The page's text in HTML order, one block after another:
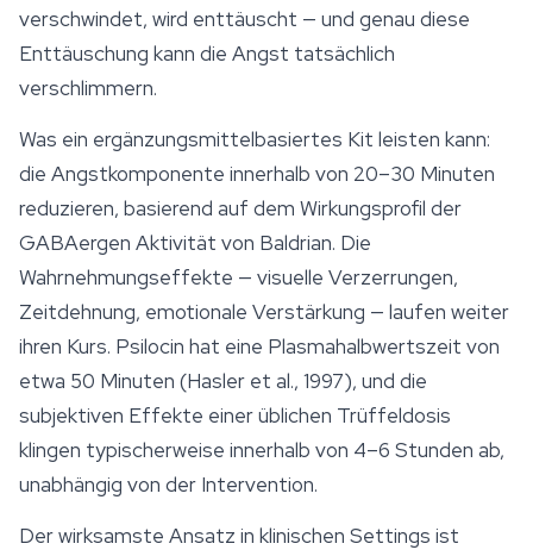
verschwindet, wird enttäuscht — und genau diese
Enttäuschung kann die Angst tatsächlich
verschlimmern.
Was ein ergänzungsmittelbasiertes Kit leisten kann:
die Angstkomponente innerhalb von 20–30 Minuten
reduzieren, basierend auf dem Wirkungsprofil der
GABAergen Aktivität von Baldrian. Die
Wahrnehmungseffekte — visuelle Verzerrungen,
Zeitdehnung, emotionale Verstärkung — laufen weiter
ihren Kurs. Psilocin hat eine Plasmahalbwertszeit von
etwa 50 Minuten (Hasler et al., 1997), und die
subjektiven Effekte einer üblichen Trüffeldosis
klingen typischerweise innerhalb von 4–6 Stunden ab,
unabhängig von der Intervention.
Der wirksamste Ansatz in klinischen Settings ist